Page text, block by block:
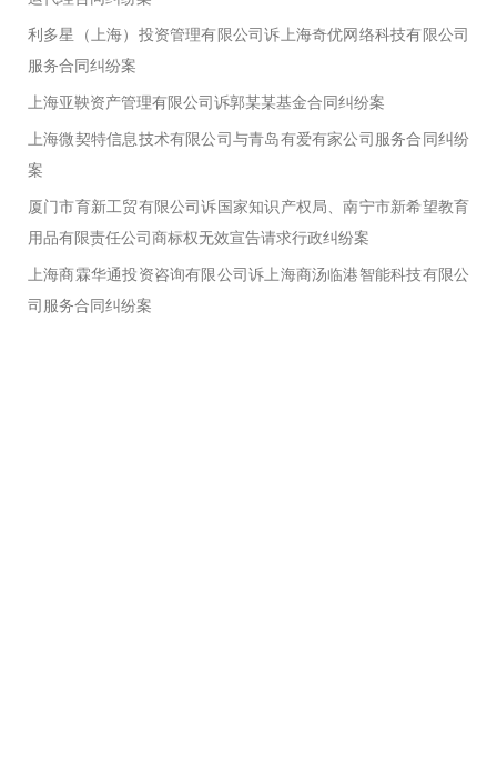
利多星（上海）投资管理有限公司诉上海奇优网络科技有限公司
服务合同纠纷案
上海亚鞅资产管理有限公司诉郭某某基金合同纠纷案
上海微契特信息技术有限公司与青岛有爱有家公司服务合同纠纷
案
厦门市育新工贸有限公司诉国家知识产权局、南宁市新希望教育
用品有限责任公司商标权无效宣告请求行政纠纷案
上海商霖华通投资咨询有限公司诉上海商汤临港智能科技有限公
司服务合同纠纷案